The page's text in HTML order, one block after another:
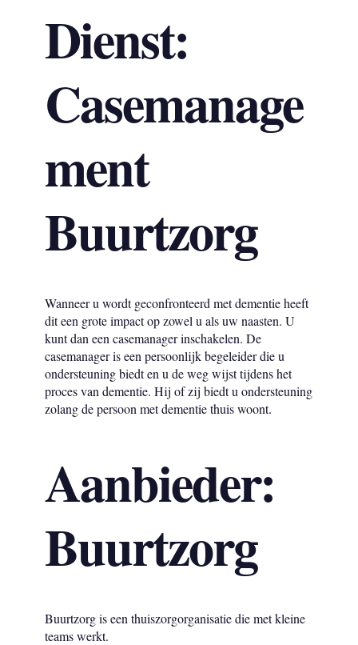
Dienst:
Casemanage
ment
Buurtzorg
Wanneer u wordt geconfronteerd met dementie heeft
dit een grote impact op zowel u als uw naasten. U
kunt dan een casemanager inschakelen. De
casemanager is een persoonlijk begeleider die u
ondersteuning biedt en u de weg wijst tijdens het
proces van dementie. Hij of zij biedt u ondersteuning
zolang de persoon met dementie thuis woont.
Aanbieder:
Buurtzorg
Buurtzorg is een thuiszorgorganisatie die met kleine
teams werkt.